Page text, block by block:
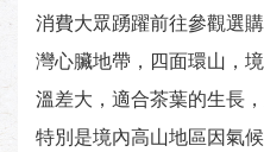
消費大眾踴躍前往參觀選
灣心臟地帶，四面環山，
溫差大，適合茶葉的生長
特別是境內高山地區因氣